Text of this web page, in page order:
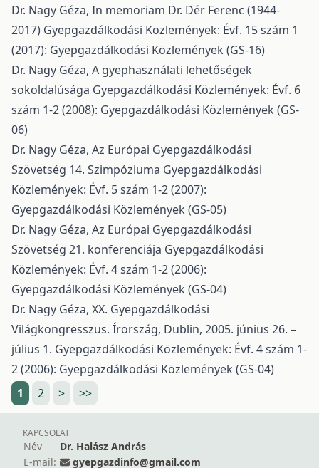
Dr. Nagy Géza, In memoriam Dr. Dér Ferenc (1944-
2017) Gyepgazdálkodási Közlemények: Évf. 15 szám 1
(2017): Gyepgazdálkodási Közlemények (GS-16)
Dr. Nagy Géza, A gyephasználati lehetőségek
sokoldalúsága Gyepgazdálkodási Közlemények: Évf. 6
szám 1-2 (2008): Gyepgazdálkodási Közlemények (GS-
06)
Dr. Nagy Géza, Az Európai Gyepgazdálkodási
Szövetség 14. Szimpóziuma Gyepgazdálkodási
Közlemények: Évf. 5 szám 1-2 (2007):
Gyepgazdálkodási Közlemények (GS-05)
Dr. Nagy Géza, Az Európai Gyepgazdálkodási
Szövetség 21. konferenciája Gyepgazdálkodási
Közlemények: Évf. 4 szám 1-2 (2006):
Gyepgazdálkodási Közlemények (GS-04)
Dr. Nagy Géza, XX. Gyepgazdálkodási
Világkongresszus. Írország, Dublin, 2005. június 26. –
július 1. Gyepgazdálkodási Közlemények: Évf. 4 szám 1-
2 (2006): Gyepgazdálkodási Közlemények (GS-04)
1
2 > >>
KAPCSOLAT
Név
Dr. Halász András
E-mail:
gyepgazdinfo@gmail.com